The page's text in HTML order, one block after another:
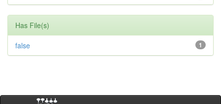
Has File(s)
1
false